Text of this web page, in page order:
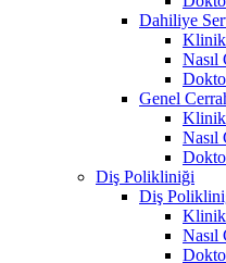
Dahiliye
Klinik
Nasıl
Genel
Klinik
Nasıl
Diş Polikliniği
Diş
Klinik
Nasıl